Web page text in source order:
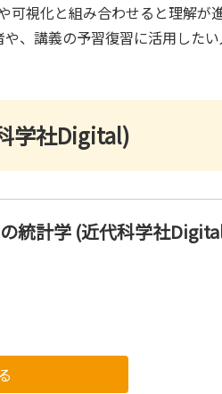
視化と組み合わせると理解が
、講義の予習復習に活用した
学社Digital)
統計学 (近代科学社